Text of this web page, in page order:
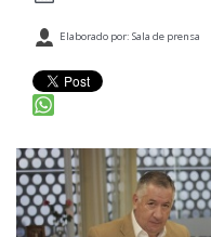
PRENSA
PARTICIPACIÓN
RELACIONES INTERNACIONALES
AGENDA
Elaborado por: Sala de prensa